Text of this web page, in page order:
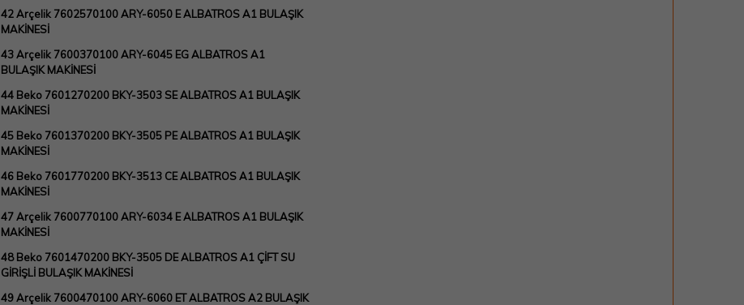
42 Arçelik 7602570100 ARY-6050 E ALBATROS A1 BULAŞIK
MAKİNESİ
43 Arçelik 7600370100 ARY-6045 EG ALBATROS A1
BULAŞIK MAKİNESİ
44 Beko 7601270200 BKY-3503 SE ALBATROS A1 BULAŞIK
MAKİNESİ
45 Beko 7601370200 BKY-3505 PE ALBATROS A1 BULAŞIK
MAKİNESİ
46 Beko 7601770200 BKY-3513 CE ALBATROS A1 BULAŞIK
MAKİNESİ
47 Arçelik 7600770100 ARY-6034 E ALBATROS A1 BULAŞIK
MAKİNESİ
48 Beko 7601470200 BKY-3505 DE ALBATROS A1 ÇİFT SU
GİRİŞLİ BULAŞIK MAKİNESİ
49 Arçelik 7600470100 ARY-6060 ET ALBATROS A2 BULAŞIK